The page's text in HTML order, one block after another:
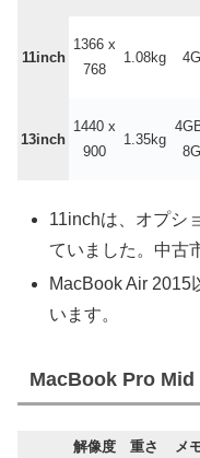
11inch
1366 x
768
1.08kg
13inch
1440 x
900
1.35kg
11inchは、オプシ
ていました。中古
MacBook Air 2015
います。
MacBook Pro
解像度 重さ メ